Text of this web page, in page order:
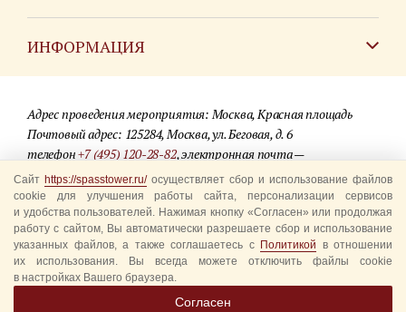
ИНФОРМАЦИЯ
Для СМИ
Где купить билеты
Акции
Вопрос-ответ
Правила посещения
Уполномоченные представители
Адрес проведения мероприятия: Москва, Красная площадь
Почтовый адрес: 125284, Москва, ул. Беговая, д. 6
телефон+7 (495) 120-28-82, электронная почта —
info@spasstower.ru
© 2009-2025 Официальный сайт фестиваля «Спасская башня»
Разработка сайта —студия «Сибирикс»
Сайт https://spasstower.ru/осуществляет сбор и использование файлов
cookie для улучшения работы сайта, персонализации сервисов
и удобства пользователей. Нажимая кнопку «Согласен» или продолжая
работу с сайтом, Вы автоматически разрешаете сбор и использование
указанных файлов, а также соглашаетесь с Политикой в отношении
их использования. Вы всегда можете отключить файлы cookie
в настройках Вашего браузера.
Согласен